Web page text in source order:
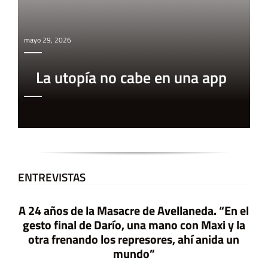
mayo 29, 2026
La utopía no cabe en una app
ENTREVISTAS
A 24 años de la Masacre de Avellaneda. “En el
gesto final de Darío, una mano con Maxi y la
otra frenando los represores, ahí anida un
mundo”